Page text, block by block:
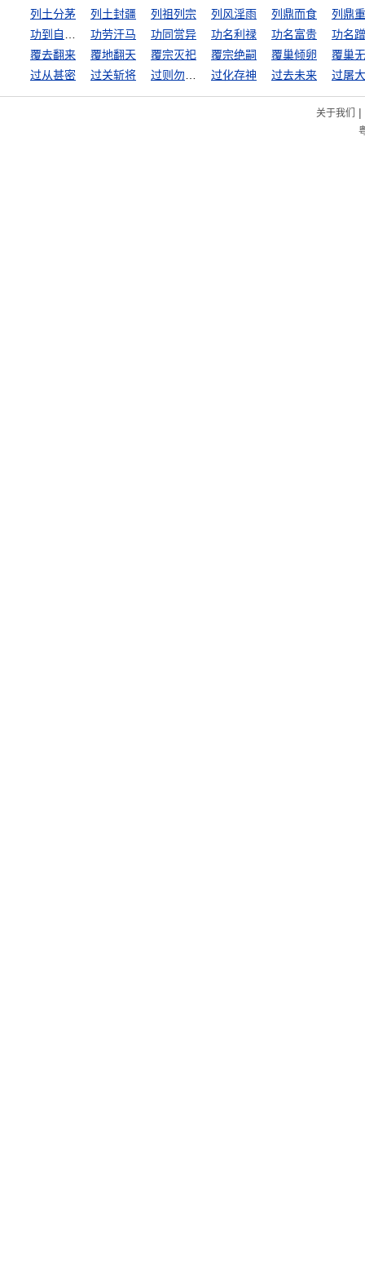
列土分茅 列土封疆 列祖列宗 列风淫雨 列鼎而食
列鼎
功劳汗马 功同赏异 功名利禄 功名富贵
功名
覆去翻来
覆地翻天 覆宗灭祀 覆宗绝嗣
覆巢倾卵
过从甚密
过关斩将 过化存神 过去未来 过屠
关于我们 |